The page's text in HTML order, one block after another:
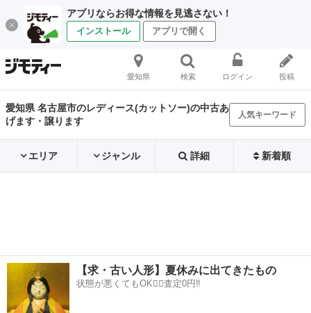
アプリならお得な情報を見逃さない！
インストール アプリで開く
愛知県 検索 ログイン 投稿
愛知県 名古屋市のレディース(カットソー)の中古あ
げます・譲ります
人気キーワード
エリア ジャンル 詳細 新着順
【求・古い人形】夏休みに出てきたもの
状態が悪くてもOK🙆‍♀️査定0円‼️